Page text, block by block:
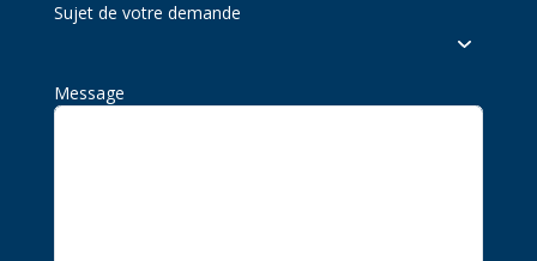
Sujet de votre demande
Message